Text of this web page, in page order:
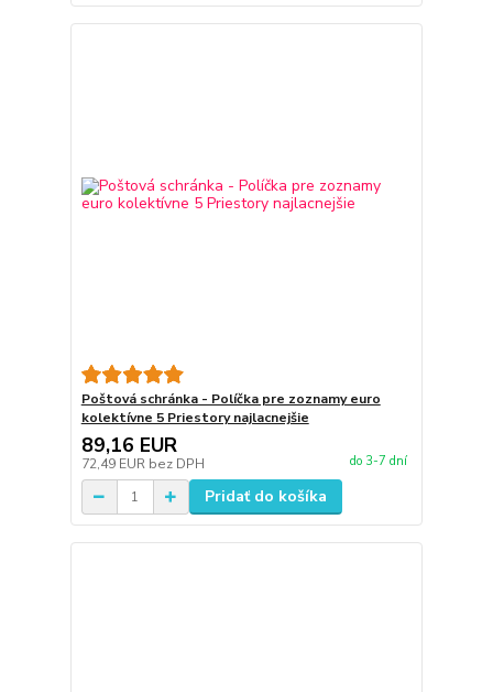
Poštová schránka - Políčka pre zoznamy euro
kolektívne 5 Priestory najlacnejšie
89,16 EUR
72,49 EUR bez DPH do 3-7 dní
Pridať do košíka